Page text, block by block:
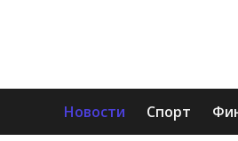
Новости Спорт